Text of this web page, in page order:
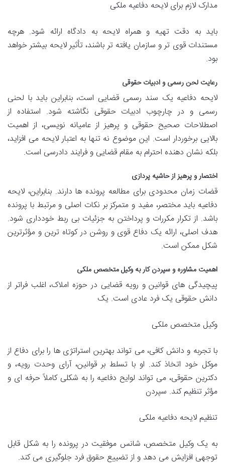
مدارک لازم برای لایحه دفاعیه ملکی
باید به دقت تهیه و همراه لایحه به دادگاه ارائه شود. هرچه
مستندات قوی تر و سازمان یافته تر باشند، تأثیر لایحه بیشتر خواهد
بود.
رعایت لحن رسمی و ادبیات حقوقی
لایحه دفاعیه یک سند رسمی قضایی است، بنابراین باید با لحنی
رسمی و در چارچوب ادبیات حقوقی نگاشته شود. استفاده از
اصطلاحات صحیح حقوقی و پرهیز از عامیانه نویسی، از اهمیت
بالایی برخوردار است. این موضوع نه تنها به اعتبار لایحه می افزاید،
بلکه نشان دهنده احترام به مقام قضایی و فرایند دادرسی است.
اختصار و پرهیز از حاشیه پردازی
قضات زمان محدودی برای مطالعه پرونده ها دارند. بنابراین، لایحه
دفاعیه باید مختصر، مفید و متمرکز بر نکات اصلی و مرتبط با پرونده
باشد. از تکرار مکررات و پرداختن به جزئیات بی ربط خودداری شود.
هدف اصلی، ارائه یک دفاع قوی و روشن در کوتاه ترین و مؤثرترین
شکل ممکن است.
اهمیت مشاوره و سپردن کار به وکیل متخصص ملکی
پیچیدگی های قوانین و رویه قضایی در حوزه املاک، اغلب فراتر از
دانش حقوقی یک فرد عادی است. یک
وکیل متخصص ملکی
با تجربه و دانش کافی، می تواند بهترین استراتژی ها را برای دفاع از
موکل خود اتخاذ کند. او با تسلط بر قوانین، آرای وحدت رویه، و
دکترین حقوقی، می تواند لوایح دفاعیه را به شکلی کاملاً حرفه ای و
مؤثر تنظیم کند. سپردن
تنظیم لایحه دفاعیه ملکی
به یک وکیل متخصص، شانس موفقیت در پرونده را به شکل قابل
توجهی افزایش می دهد و از تضییع حقوق فرد جلوگیری می کند.